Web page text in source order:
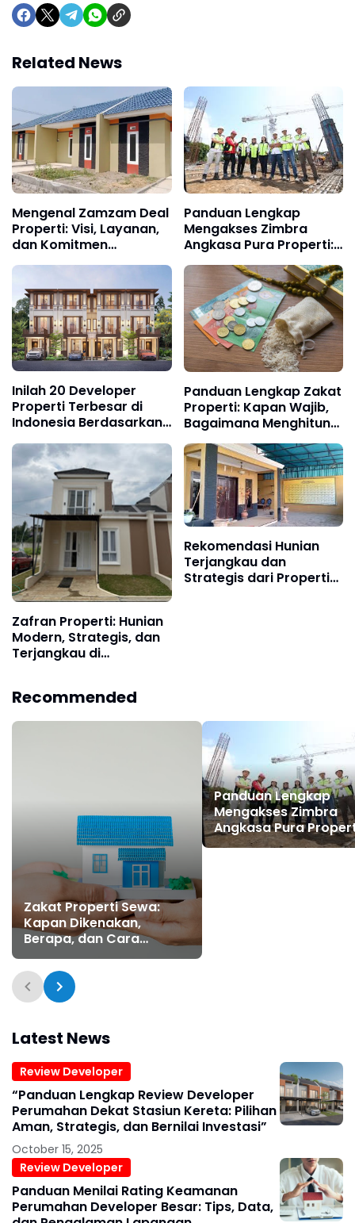
Related News
Mengenal Zamzam Deal
Properti: Visi, Layanan,
dan Komitmen
terhadap Pelanggan
Panduan Lengkap
Mengakses Zimbra
Angkasa Pura Properti:
Keunggulannya
Inilah 20 Developer
Properti Terbesar di
Indonesia Berdasarkan
Terbaru
Panduan Lengkap Zakat
Properti: Kapan Wajib,
Bagaimana Menghitung,
Bayar
Zafran Properti: Hunian
Modern, Strategis, dan
Terjangkau di
Rekomendasi Hunian
Terjangkau dan
Strategis dari Properti
Recommended
Zakat Properti Sewa:
Kapan Dikenakan,
Berapa, dan Cara
Hitungnya
Panduan Lengkap
Mengakses Zimbra
Angkasa Pura
Cara Login, Fungsi,
Latest News
Review Developer
“Panduan Lengkap Review Developer
Perumahan Dekat Stasiun Kereta: Pilihan
Aman, Strategis, dan Bernilai Investasi”
October 15, 2025
Review Developer
Panduan Menilai Rating Keamanan
Perumahan Developer Besar: Tips, Data,